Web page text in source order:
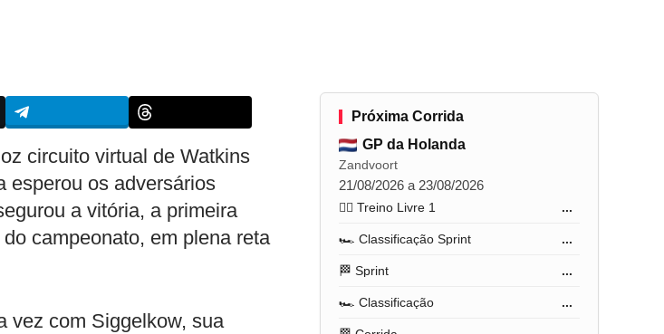
circuito virtual de Watkins
esperou os adversários
a vitória, a primeira
campeonato, em plena reta
vez com Siggelkow, sua
Próxima Corrida
GP da Holanda
Zandvoort
21/08/2026 a 23/08/2026
🏋️‍♂️ Treino Livre 1 ...
🏎️ Classificação Sprint ...
🏁 Sprint ...
🏎️ Classificação ...